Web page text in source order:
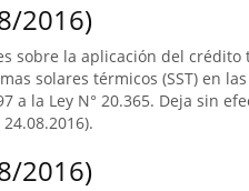
2016)
sobre la aplicación del
solares térmicos (SST) en
a la Ley N° 20.365. Deja sin
2016)